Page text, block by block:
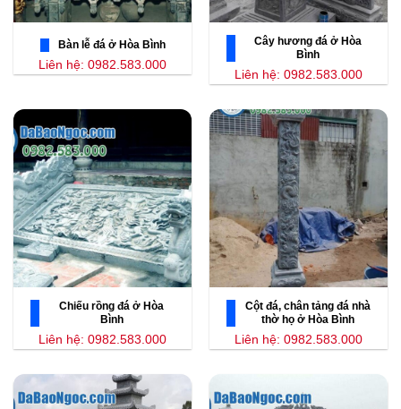
Bàn lễ đá ở Hòa Bình
Liên hệ: 0982.583.000
Cây hương đá ở Hòa
Bình
Liên hệ: 0982.583.000
Chiếu rồng đá ở Hòa
Bình
Liên hệ: 0982.583.000
Cột đá, chân tảng đá nhà
thờ họ ở Hòa Bình
Liên hệ: 0982.583.000